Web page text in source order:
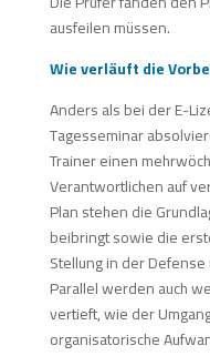
ausfeilen müssen.
Wie verläuft die
Anders als bei der E-
Tagesseminar
Trainer einen
Verantwortlichen auf
Plan stehen die
beibringt sowie die
Stellung in der
Parallel werden auch
vertieft, wie der
organisatorische